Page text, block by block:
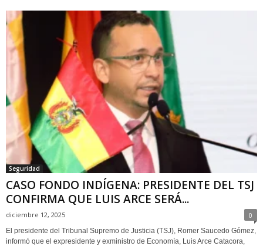
Seguridad
CASO FONDO INDÍGENA: PRESIDENTE DEL TSJ
CONFIRMA QUE LUIS ARCE SERÁ...
diciembre 12, 2025 0
El presidente del Tribunal Supremo de Justicia (TSJ), Romer Saucedo Gómez,
informó que el expresidente y exministro de Economía, Luis Arce Catacora,